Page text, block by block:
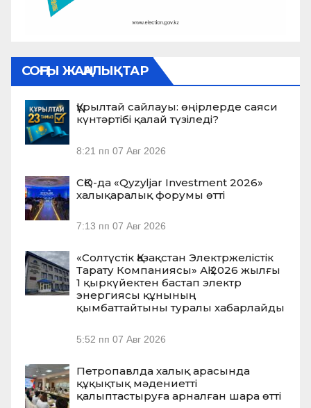
СОҢҒЫ ЖАҢАЛЫҚТАР
Құрылтай сайлауы: өңірлерде саяси
күнтәртібі қалай түзіледі?
8:21 пп 07 Авг 2026
СҚО-да «Qyzyljar Investment 2026»
халықаралық форумы өтті
7:13 пп 07 Авг 2026
«Солтүстік Қазақстан Электржелістік
Тарату Компаниясы» АҚ 2026 жылғы
1 қыркүйектен бастап электр
энергиясы құнының
қымбаттайтыны туралы хабарлайды
5:52 пп 07 Авг 2026
Петропавлда халық арасында
құқықтық мәдениетті
қалыптастыруға арналған шара өтті